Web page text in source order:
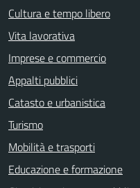
Cultura e tempo libero
Vita lavorativa
Imprese e commercio
Appalti pubblici
Catasto e urbanistica
Turismo
Mobilità e trasporti
Educazione e formazione